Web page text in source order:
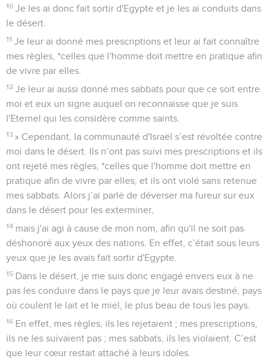
10 Je les ai donc fait sortir d'Egypte et je les ai conduits dans
le désert.
11 Je leur ai donné mes prescriptions et leur ai fait connaître
mes règles, *celles que l'homme doit mettre en pratique afin
de vivre par elles.
12 Je leur ai aussi donné mes sabbats pour que ce soit entre
moi et eux un signe auquel on reconnaisse que je suis
l'Eternel qui les considère comme saints.
13 » Cependant, la communauté d'Israël s’est révoltée contre
moi dans le désert. Ils n’ont pas suivi mes prescriptions et ils
ont rejeté mes règles, *celles que l'homme doit mettre en
pratique afin de vivre par elles, et ils ont violé sans retenue
mes sabbats. Alors j’ai parlé de déverser ma fureur sur eux
dans le désert pour les exterminer,
14 mais j'ai agi à cause de mon nom, afin qu'il ne soit pas
déshonoré aux yeux des nations. En effet, c’était sous leurs
yeux que je les avais fait sortir d'Egypte.
15 Dans le désert, je me suis donc engagé envers eux à ne
pas les conduire dans le pays que je leur avais destiné, pays
où coulent le lait et le miel, le plus beau de tous les pays.
16 En effet, mes règles, ils les rejetaient ; mes prescriptions,
ils ne les suivaient pas ; mes sabbats, ils les violaient. C’est
que leur cœur restait attaché à leurs idoles.